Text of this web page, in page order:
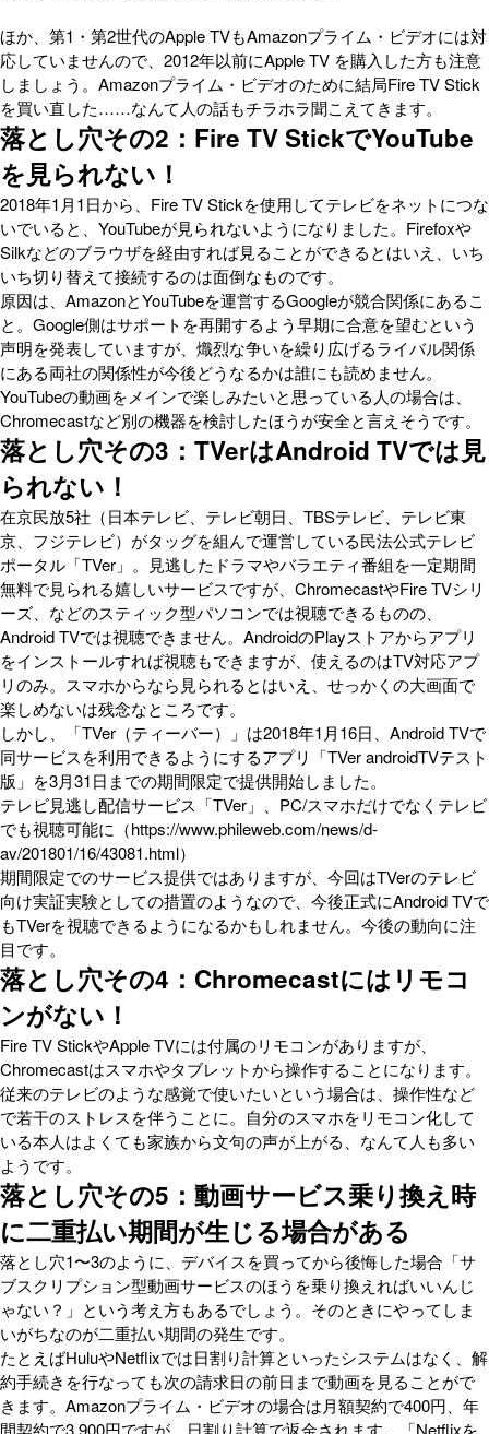
ほか、第1・第2世代のApple TVもAmazonプライム・ビデオには対
応していませんので、2012年以前にApple TV を購入した方も注意
しましょう。Amazonプライム・ビデオのために結局Fire TV Stick
を買い直した……なんて人の話もチラホラ聞こえてきます。
落とし穴その2：Fire TV StickでYouTube
を見られない！
2018年1月1日から、Fire TV Stickを使用してテレビをネットにつな
いでいると、YouTubeが見られないようになりました。Firefoxや
Silkなどのブラウザを経由すれば見ることができるとはいえ、いち
いち切り替えて接続するのは面倒なものです。
原因は、AmazonとYouTubeを運営するGoogleが競合関係にあるこ
と。Google側はサポートを再開するよう早期に合意を望むという
声明を発表していますが、熾烈な争いを繰り広げるライバル関係
にある両社の関係性が今後どうなるかは誰にも読めません。
YouTubeの動画をメインで楽しみたいと思っている人の場合は、
Chromecastなど別の機器を検討したほうが安全と言えそうです。
落とし穴その3：TVerはAndroid TVでは見
られない！
在京民放5社（日本テレビ、テレビ朝日、TBSテレビ、テレビ東
京、フジテレビ）がタッグを組んで運営している民法公式テレビ
ポータル「TVer」。見逃したドラマやバラエティ番組を一定期間
無料で見られる嬉しいサービスですが、ChromecastやFire TVシリ
ーズ、などのスティック型パソコンでは視聴できるものの、
Android TVでは視聴できません。AndroidのPlayストアからアプリ
をインストールすれば視聴もできますが、使えるのはTV対応アプ
リのみ。スマホからなら見られるとはいえ、せっかくの大画面で
楽しめないは残念なところです。
しかし、「TVer（ティーバー）」は2018年1月16日、Android TVで
同サービスを利用できるようにするアプリ「TVer androidTVテスト
版」を3月31日までの期間限定で提供開始しました。
テレビ見逃し配信サービス「TVer」、PC/スマホだけでなくテレビ
でも視聴可能に（https://www.phileweb.com/news/d-
av/201801/16/43081.html）
期間限定でのサービス提供ではありますが、今回はTVerのテレビ
向け実証実験としての措置のようなので、今後正式にAndroid TVで
もTVerを視聴できるようになるかもしれません。今後の動向に注
目です。
落とし穴その4：Chromecastにはリモコ
ンがない！
Fire TV StickやApple TVには付属のリモコンがありますが、
Chromecastはスマホやタブレットから操作することになります。
従来のテレビのような感覚で使いたいという場合は、操作性など
で若干のストレスを伴うことに。自分のスマホをリモコン化して
いる本人はよくても家族から文句の声が上がる、なんて人も多い
ようです。
落とし穴その5：動画サービス乗り換え時
に二重払い期間が生じる場合がある
落とし穴1〜3のように、デバイスを買ってから後悔した場合「サ
ブスクリプション型動画サービスのほうを乗り換えればいいんじ
ゃない？」という考え方もあるでしょう。そのときにやってしま
いがちなのが二重払い期間の発生です。
たとえばHuluやNetflixでは日割り計算といったシステムはなく、解
約手続きを行なっても次の請求日の前日まで動画を見ることがで
きます。Amazonプライム・ビデオの場合は月額契約で400円、年
間契約で3,900円ですが、日割り計算で返金されます。「Netflixを